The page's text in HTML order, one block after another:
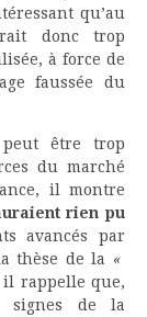
qu’au
donc trop
à force de
faussée du
peut être trop
du marché
il montre
rien pu
avancés par
thèse de la «
il rappelle que,
signes de la